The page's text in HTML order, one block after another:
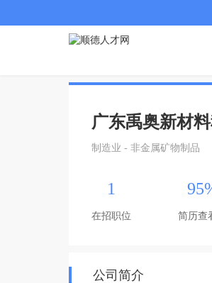
广东禹奥新材
制造业 - 非金属矿物制品
1
在招职位 简历查
公司简介